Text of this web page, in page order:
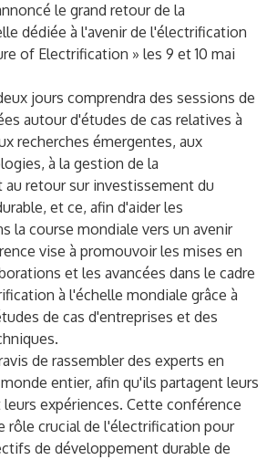
le grand retour de la
dédiée à l'avenir de l'électrification
of Electrification » les 9 et 10 mai
jours comprendra des sessions de
autour d'études de cas relatives à
recherches émergentes, aux
à la gestion de la
retour sur investissement du
et ce, afin d'aider les
la course mondiale vers un avenir
vise à promouvoir les mises en
et les avancées dans le cadre
à l'échelle mondiale grâce à
de cas d'entreprises et des
de rassembler des experts en
entier, afin qu'ils partagent leurs
expériences. Cette conférence
rôle crucial de l'électrification pour
de développement durable de